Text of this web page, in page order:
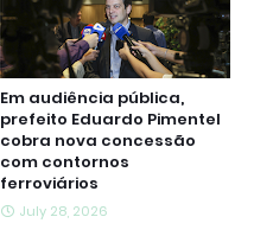
Em audiência pública,
prefeito Eduardo Pimentel
cobra nova concessão
com contornos
ferroviários
July 28, 2026